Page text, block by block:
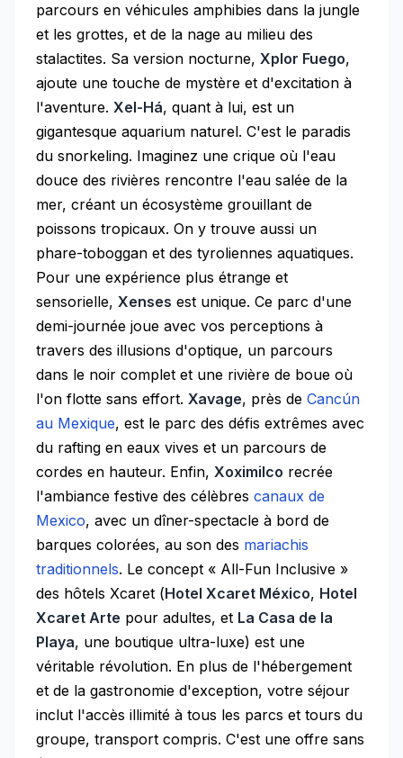
parcours en véhicules amphibies dans la jungle
et les grottes, et de la nage au milieu des
stalactites. Sa version nocturne, Xplor Fuego,
ajoute une touche de mystère et d'excitation à
l'aventure. Xel-Há, quant à lui, est un
gigantesque aquarium naturel. C'est le paradis
du snorkeling. Imaginez une crique où l'eau
douce des rivières rencontre l'eau salée de la
mer, créant un écosystème grouillant de
poissons tropicaux. On y trouve aussi un
phare-toboggan et des tyroliennes aquatiques.
Pour une expérience plus étrange et
sensorielle, Xenses est unique. Ce parc d'une
demi-journée joue avec vos perceptions à
travers des illusions d'optique, un parcours
dans le noir complet et une rivière de boue où
l'on flotte sans effort. Xavage, près de Cancún
au Mexique, est le parc des défis extrêmes avec
du rafting en eaux vives et un parcours de
cordes en hauteur. Enfin, Xoximilco recrée
l'ambiance festive des célèbres canaux de
Mexico, avec un dîner-spectacle à bord de
barques colorées, au son des mariachis
traditionnels. Le concept « All-Fun Inclusive »
des hôtels Xcaret (Hotel Xcaret México, Hotel
Xcaret Arte pour adultes, et La Casa de la
Playa, une boutique ultra-luxe) est une
véritable révolution. En plus de l'hébergement
et de la gastronomie d'exception, votre séjour
inclut l'accès illimité à tous les parcs et tours du
groupe, transport compris. C'est une offre sans